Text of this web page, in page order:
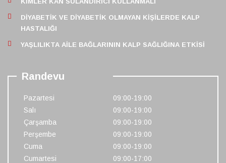
DIYABETIK VE DIYABETIK OLMAYAN KIŞILERDE KALP
HASTALIĞI
YAŞLILIKTA AILE BAĞLARININ KALP SAĞLIĞINA ETKISI
Randevu
Pazartesi
09:00-19:00
Salı
09:00-19:00
Çarşamba
09:00-19:00
Perşembe
09:00-19:00
Cuma
09:00-19:00
Cumartesi
09:00-17:00